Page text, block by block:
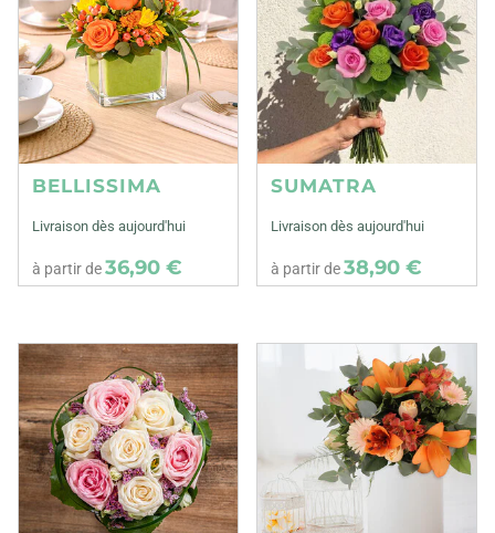
BELLISSIMA
Livraison dès aujourd'hui
à partir de36,90 €
SUMATRA
Livraison dès aujourd'hui
à partir de38,90 €